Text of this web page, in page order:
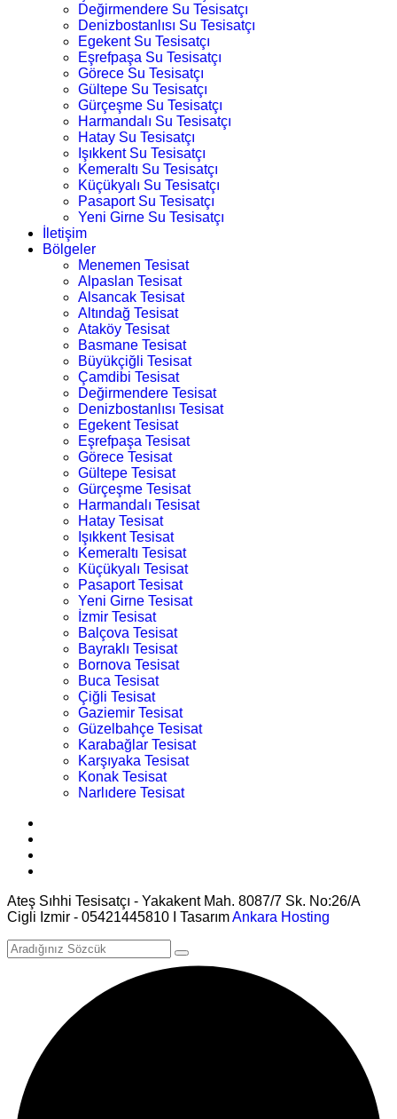
Değirmendere Su Tesisatçı
Denizbostanlısı Su Tesisatçı
Egekent Su Tesisatçı
Eşrefpaşa Su Tesisatçı
Görece Su Tesisatçı
Gültepe Su Tesisatçı
Gürçeşme Su Tesisatçı
Harmandalı Su Tesisatçı
Hatay Su Tesisatçı
Işıkkent Su Tesisatçı
Kemeraltı Su Tesisatçı
Küçükyalı Su Tesisatçı
Pasaport Su Tesisatçı
Yeni Girne Su Tesisatçı
İletişim
Bölgeler
Menemen Tesisat
Alpaslan Tesisat
Alsancak Tesisat
Altındağ Tesisat
Ataköy Tesisat
Basmane Tesisat
Büyükçiğli Tesisat
Çamdibi Tesisat
Değirmendere Tesisat
Denizbostanlısı Tesisat
Egekent Tesisat
Eşrefpaşa Tesisat
Görece Tesisat
Gültepe Tesisat
Gürçeşme Tesisat
Harmandalı Tesisat
Hatay Tesisat
Işıkkent Tesisat
Kemeraltı Tesisat
Küçükyalı Tesisat
Pasaport Tesisat
Yeni Girne Tesisat
İzmir Tesisat
Balçova Tesisat
Bayraklı Tesisat
Bornova Tesisat
Buca Tesisat
Çiğli Tesisat
Gaziemir Tesisat
Güzelbahçe Tesisat
Karabağlar Tesisat
Karşıyaka Tesisat
Konak Tesisat
Narlıdere Tesisat
Ateş Sıhhi Tesisatçı - Yakakent Mah. 8087/7 Sk. No:26/A
Cigli Izmir - 05421445810 I TasarımAnkara Hosting